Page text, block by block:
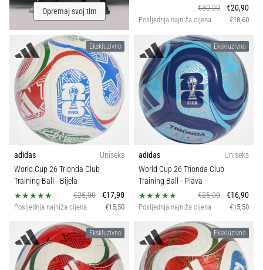
Opremaj svoj tim
€30,00
€20,90
Posljednja najniža cijena €18,60
Ekskluzivno
adidas
Uniseks
World Cup 26 Trionda Club
Training Ball - Bijela
€25,00
€17,90
Posljednja najniža cijena €15,50
Ekskluzivno
adidas
Uniseks
World Cup 26 Trionda Club
Training Ball - Plava
€25,00
€16,90
Posljednja najniža cijena €15,50
Ekskluzivno Ekskluzivno